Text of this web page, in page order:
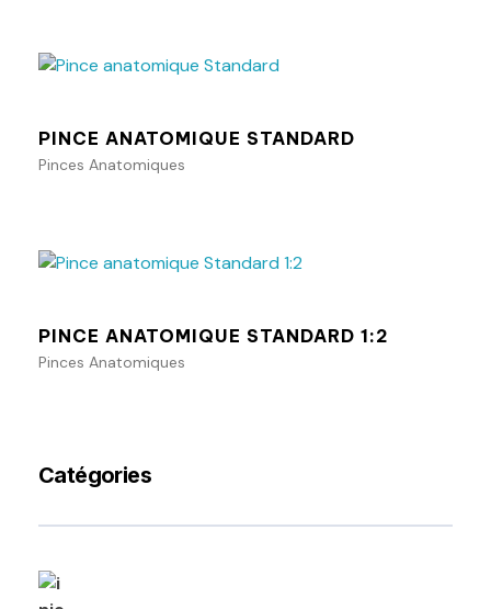
PINCE ANATOMIQUE STANDARD
Pinces Anatomiques
PINCE ANATOMIQUE STANDARD 1:2
Pinces Anatomiques
Catégories